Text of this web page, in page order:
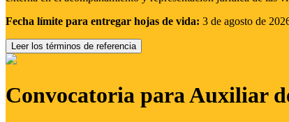
Fecha límite para entregar hojas de vida: 3 de agosto de
Leer los términos de referencia
Convocatoria para Auxiliar